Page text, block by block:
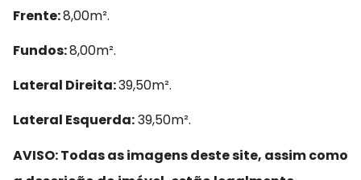
Frente:8,00m².
Fundos:8,00m².
Lateral Direita:39,50m².
Lateral Esquerda:39,50m².
AVISO: Todas as imagens deste site, assim como